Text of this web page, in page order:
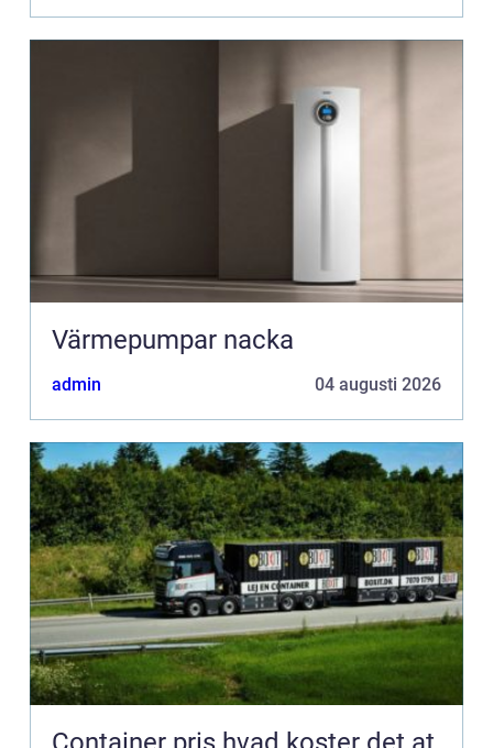
Värmepumpar nacka
admin 04 augusti 2026